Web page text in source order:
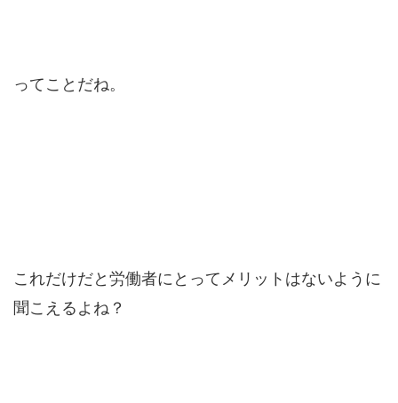
ってことだね。
これだけだと労働者にとってメリットはないように
聞こえるよね？